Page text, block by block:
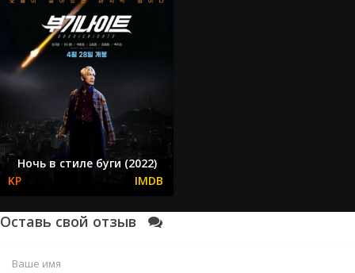
Ночь в стиле буги (2022)
Оставь свой отзыв